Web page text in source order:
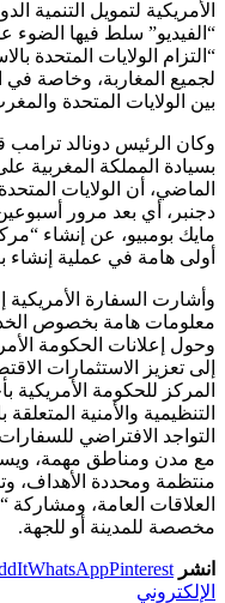
الأمريكية لتمويل التنمية
“الفيديو” سلط فيها الضوء
“التزام الولايات المتحدة
لجميع المغاربة، وخاصة في
بين الولايات المتحدة
وكان الرئيس دونالد ترامب
دجنبر، أي بعد مرور
مايك بومبيو، عن إنشاء
أولى هامة في عملية إنشاء
وأشارت السفارة الأمريكية
معلومات هامة بخصوص
وحول إعلانات الحكومة
إلى تعزيز الاستثمارات
المركز للحكومة الأمريكية
التنظيمية والأمنية
التواجد الافتراضي
مع مدن ومناطق مهمة،
منتظمة ومحددة الأهداف،
العلاقات العامة،
مخصصة للمدينة أو للجهة.
انشر WhatsAppPinterest
الإلكتروني